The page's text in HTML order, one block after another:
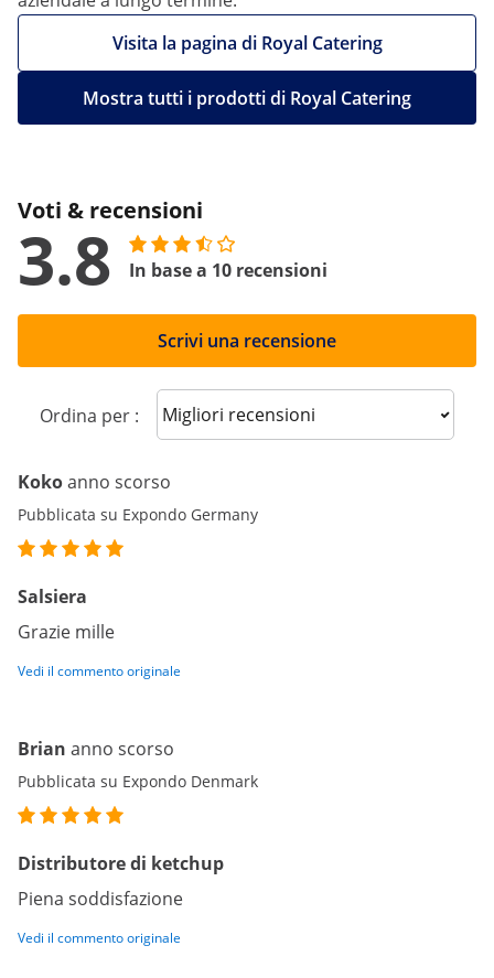
Visita la pagina di Royal Catering
Mostra tutti i prodotti di Royal Catering
Voti & recensioni
3.8 In base a 10 recensioni
Scrivi una recensione
Ordina per : Sort reviews
Kokoanno scorso
Pubblicata su Expondo Germany
Salsiera
Grazie mille
Vedi il commento originale
Brian anno scorso
Pubblicata su Expondo Denmark
Distributore di ketchup
Piena soddisfazione
Vedi il commento originale